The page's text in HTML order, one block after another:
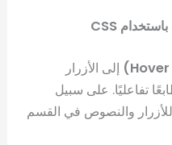
إلى الأزرار
تفاعليًا. على سبيل
للأزرار والنصوص في القسم